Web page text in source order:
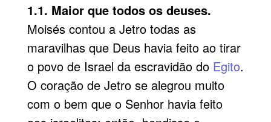
1.1. Maior que todos os deuses.
Moisés contou a Jetro todas as
maravilhas que Deus havia feito ao tirar
o povo de Israel da escravidão do Egito.
O coração de Jetro se alegrou muito
com o bem que o Senhor havia feito